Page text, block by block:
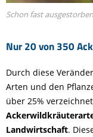
Nur 20 von 350
Schon fast
Durch diese
Arten und den
über 25%
Landwirtschaft.